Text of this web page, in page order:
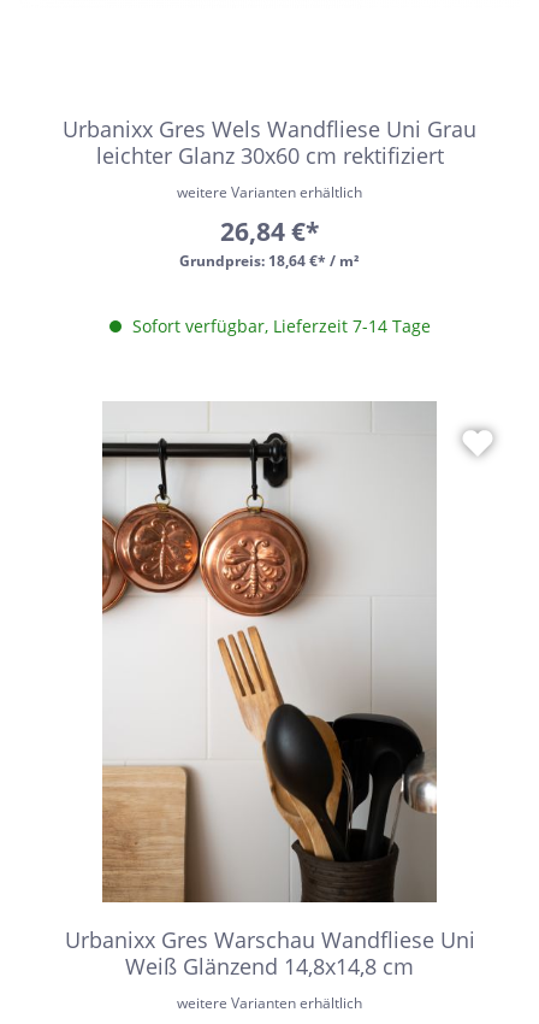
Urbanixx Gres Wels Wandfliese Uni Grau
leichter Glanz 30x60 cm rektifiziert
Grundpreis: 18,64 €* / m²
weitere Varianten erhältlich
26,84 €*
Sofort verfügbar, Lieferzeit 7-14 Tage
Urbanixx Gres Warschau Wandfliese Uni
Weiß Glänzend 14,8x14,8 cm
weitere Varianten erhältlich